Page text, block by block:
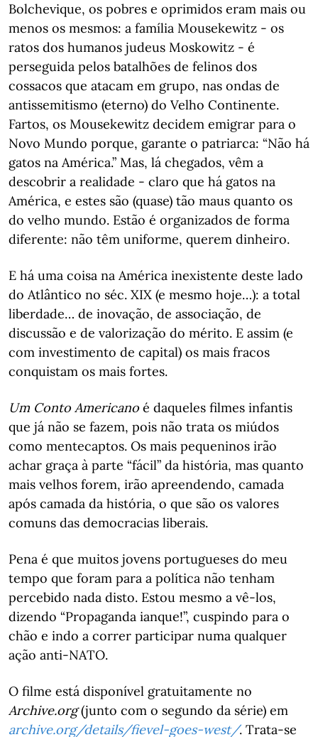
Bolchevique, os pobres e oprimidos eram mais ou
menos os mesmos: a família Mousekewitz - os
ratos dos humanos judeus Moskowitz - é
perseguida pelos batalhões de felinos dos
cossacos que atacam em grupo, nas ondas de
antissemitismo (eterno) do Velho Continente.
Fartos, os Mousekewitz decidem emigrar para o
Novo Mundo porque, garante o patriarca: “Não há
gatos na América.” Mas, lá chegados, vêm a
descobrir a realidade - claro que há gatos na
América, e estes são (quase) tão maus quanto os
do velho mundo. Estão é organizados de forma
diferente: não têm uniforme, querem dinheiro.
E há uma coisa na América inexistente deste lado
do Atlântico no séc. XIX (e mesmo hoje…): a total
liberdade… de inovação, de associação, de
discussão e de valorização do mérito. E assim (e
com investimento de capital) os mais fracos
conquistam os mais fortes.
Um Conto Americano é daqueles filmes infantis
que já não se fazem, pois não trata os miúdos
como mentecaptos. Os mais pequeninos irão
achar graça à parte “fácil” da história, mas quanto
mais velhos forem, irão apreendendo, camada
após camada da história, o que são os valores
comuns das democracias liberais.
Pena é que muitos jovens portugueses do meu
tempo que foram para a política não tenham
percebido nada disto. Estou mesmo a vê-los,
dizendo “Propaganda ianque!”, cuspindo para o
chão e indo a correr participar numa qualquer
ação anti-NATO.
O filme está disponível gratuitamente no
Archive.org(junto com o segundo da série) em
archive.org/details/fievel-goes-west/. Trata-se